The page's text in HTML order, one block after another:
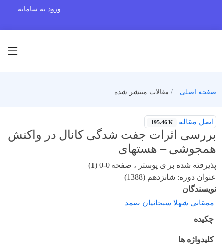
ورود به سامانه
صفحه اصلی مقالات منتشر شده
اصل مقاله 195.46 K
بررسی اثرات جفت شدگی کانال در واکنش
همجوشی – هستهای
پذیرفته شده برای پوستر ، صفحه 0-0 ( 1
)
عنوان دوره: شانزدهم (1388)
نویسندگان
ممقانی شهلا سبحانیان صمد
چکیده
کلیدواژه ها